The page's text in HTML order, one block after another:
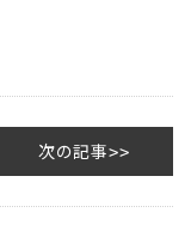
次の記事